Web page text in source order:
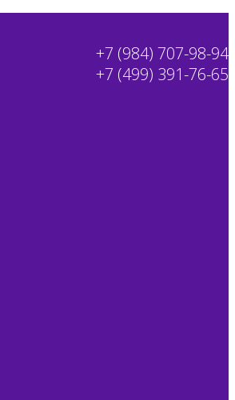
+7 (984) 707-98-94
+7 (499) 391-76-65